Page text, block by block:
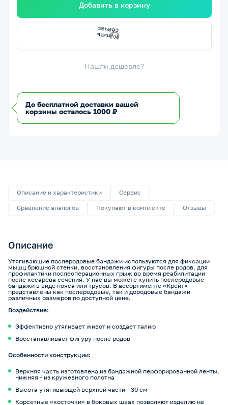
Добавить в корзину
К
у
п
и
т
ь
с
е
й
ч
а
с
Нашли дешевле?
До бесплатной доставки вашей
корзины осталось 1000 ₽
Описание и характеристики
Сервис
Сравнение аналогов
Покупают в комплекте Отзывы
Описание
Утягивающие послеродовые бандажи используются для фиксации
мышц брюшной стенки, восстановления фигуры после родов, для
профилактики послеоперационных грыж во время реабилитации
после кесарева сечения. У нас вы можете купить послеродовые
бандажи в виде пояса или трусов. В ассортименте «Крейт»
представлены как послеродовые, так и дородовые бандажи
различных размеров по доступной цене.
Воздействие:
Эффективно утягивает живот и создает талию
Восстанавливает фигуру после родов
Особенности конструкции:
Верхняя часть изготовлена из бандажной перфорированной ленты,
нижняя - из кружевного полотна
Высота утягивающей верхней части - 30 см
Корсетные «косточки» в боковых швах позволяют изделию не